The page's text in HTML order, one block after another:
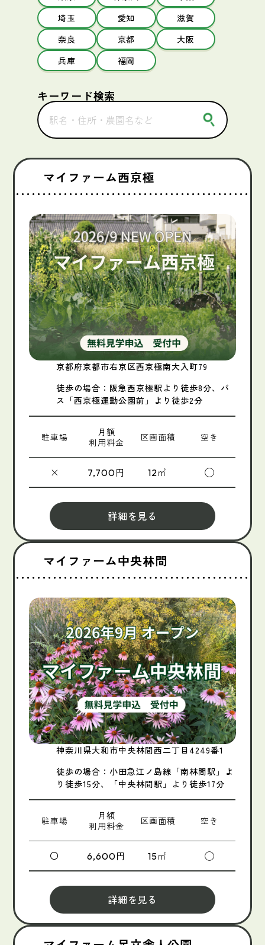
埼玉
愛知
滋賀
奈良
京都
大阪
兵庫
福岡
キーワード検索
マイファーム西京極
京都府京都市右京区西京極南大入町79
徒歩の場合：阪急西京極駅より徒歩8分、バ
ス「西京極運動公園前」より徒歩2分
駐車場
月額
利用料金
区画面積 空き
× 7,700円 12 ㎡ ◯
詳細を見る
マイファーム中央林間
神奈川県大和市中央林間西二丁目4249番1
徒歩の場合：小田急江ノ島線「南林間駅」よ
り徒歩15分、「中央林間駅」より徒歩17分
駐車場
月額
利用料金
区画面積 空き
〇 6,600円 15㎡ ◯
詳細を見る